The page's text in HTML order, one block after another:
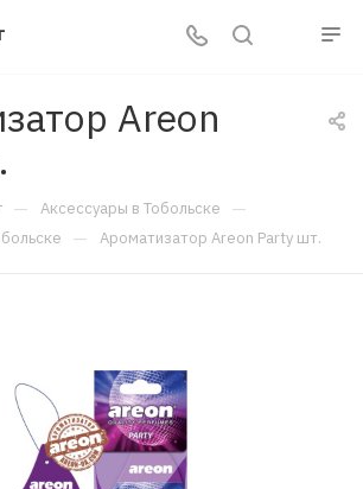
Areon
— Аксессуары в Тобольске —
— Ароматизатор Areon Party шт.